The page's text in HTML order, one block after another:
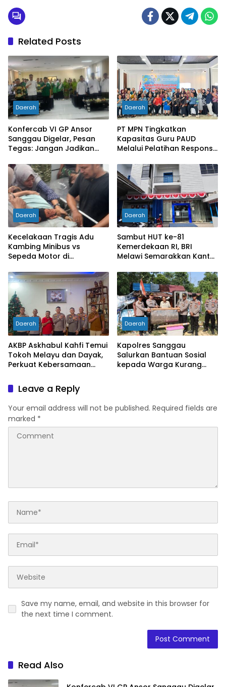
Related Posts
Daerah
Konfercab VI GP Ansor
Sanggau Digelar, Pesan
Tegas: Jangan Jadikan
Kejar Jabatan
Daerah
PT MPN Tingkatkan
Kapasitas Guru PAUD
Melalui Pelatihan Responsif
Daerah
Kecelakaan Tragis Adu
Kambing Minibus vs
Sepeda Motor di
Meninggal Dunia
Daerah
Sambut HUT ke-81
Kemerdekaan RI, BRI
Melawi Semarakkan Kantor
Putih
Daerah
AKBP Askhabul Kahfi Temui
Tokoh Melayu dan Dayak,
Perkuat Kebersamaan
Daerah
Kapolres Sanggau
Salurkan Bantuan Sosial
kepada Warga Kurang
Masyarakat
Leave a Reply
Your email address will not be published. Required fields are
marked *
Save my name, email, and website in this browser for
the next time I comment.
Read Also